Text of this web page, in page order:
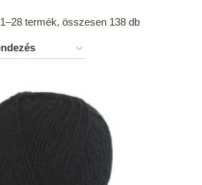
1–28 termék, összesen 138 db